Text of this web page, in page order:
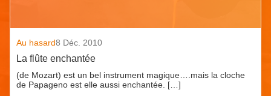
Au hasard8 Déc. 2010
La flûte enchantée
(de Mozart) est un bel instrument magique….mais la cloche
de Papageno est elle aussi enchantée. […]